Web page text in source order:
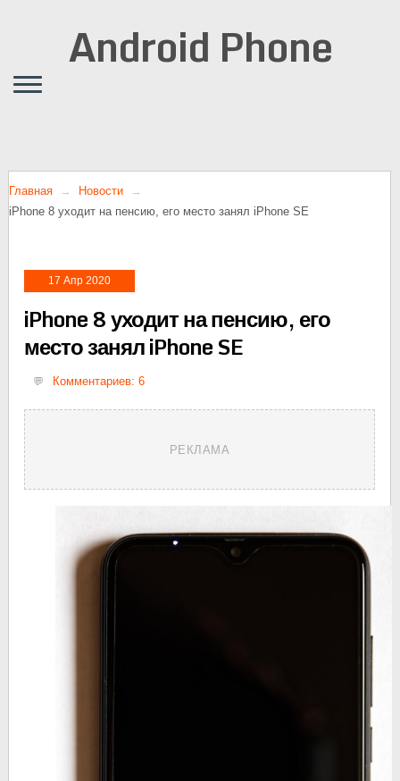
Android Phone
Главная
Новости
iPhone 8 уходит на пенсию, его место занял iPhone SE
17 Апр 2020
iPhone 8 уходит на пенсию, его
место занял iPhone SE
Комментариев: 6
РЕКЛАМА